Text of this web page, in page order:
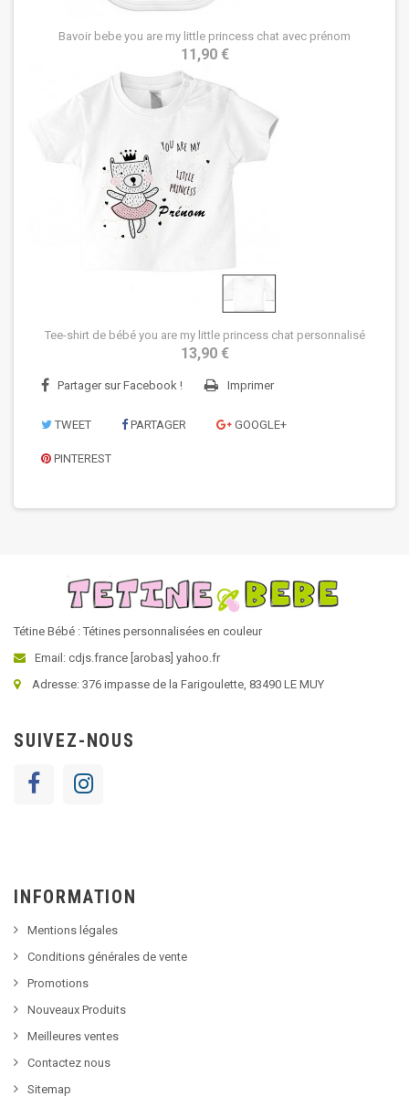
Bavoir bebe you are my little princess chat avec prénom
11,90 €
Tee-shirt de bébé you are my little princess chat personnalisé
13,90 €
Partager sur Facebook ! Imprimer
TWEET PARTAGER GOOGLE+
PINTEREST
Tétine Bébé : Tétines personnalisées en couleur
Email: cdjs.france [arobas] yahoo.fr
Adresse: 376 impasse de la Farigoulette, 83490 LE MUY
SUIVEZ-NOUS
INFORMATION
Mentions légales
Conditions générales de vente
Promotions
Nouveaux Produits
Meilleures ventes
Contactez nous
Sitemap